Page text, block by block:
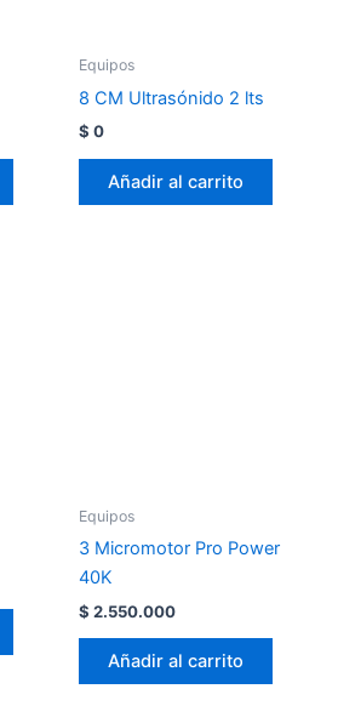
Equipos
8 CM Ultrasónido 2 lts
$ 0
Añadir al carrito
Equipos
3 Micromotor Pro Power
40K
$ 2.550.000
Añadir al carrito